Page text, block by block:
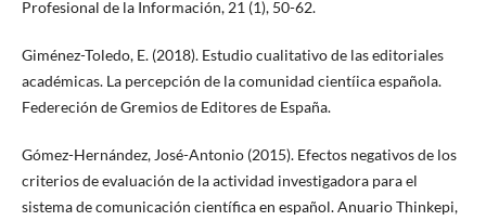
Profesional de la Información, 21 (1), 50-62.
Giménez-Toledo, E. (2018). Estudio cualitativo de las editoriales
académicas. La percepción de la comunidad cientíica española.
Federeción de Gremios de Editores de España.
Gómez-Hernández, José-Antonio (2015). Efectos negativos de los
criterios de evaluación de la actividad investigadora para el
sistema de comunicación científica en español. Anuario Thinkepi,